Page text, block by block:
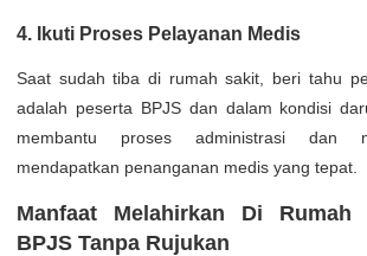
4. Ikuti Proses Pelayanan Medis
Saat sudah tiba di rumah sakit, beri tahu
adalah peserta BPJS dan dalam kondisi
membantu proses administrasi dan
mendapatkan penanganan medis yang tepat.
Manfaat Melahirkan Di Rumah
BPJS Tanpa Rujukan